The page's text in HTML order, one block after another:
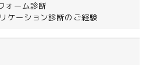
ォーム診断
ケーション診断のご経験